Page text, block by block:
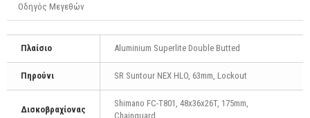
Οδηγός Μεγεθών
Πλαίσιο Aluminium Superlite Double Butted
Πηρούνι SR Suntour NEX HLO, 63mm, Lockout
Δισκοβραχίονας
Shimano FC-T801, 48x36x26T, 175mm,
Chainguard